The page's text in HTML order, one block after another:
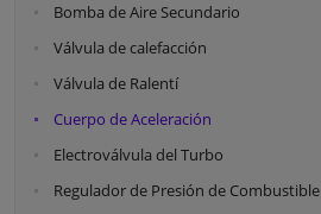
Bomba de Aire Secundario
Válvula de calefacción
Válvula de Ralentí
Cuerpo de Aceleración
Electroválvula del Turbo
Regulador de Presión de Combustible